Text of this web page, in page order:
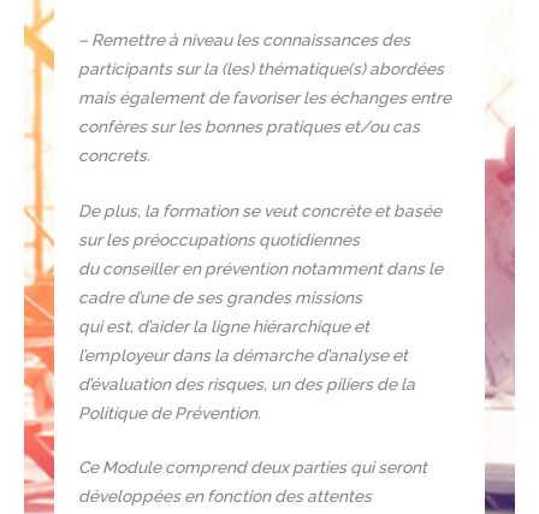
– Remettre à niveau les connaissances des
participants sur la (les) thématique(s) abordées
mais également de favoriser les échanges entre
confères sur les bonnes pratiques et/ou cas
concrets.
De plus, la formation se veut concrète et basée
sur les préoccupations quotidiennes
du conseiller en prévention notamment dans le
cadre d’une de ses grandes missions
qui est, d’aider la ligne hiérarchique et
l’employeur dans la démarche d’analyse et
d’évaluation des risques, un des piliers de la
Politique de Prévention.
Ce Module comprend deux parties qui seront
développées en fonction des attentes